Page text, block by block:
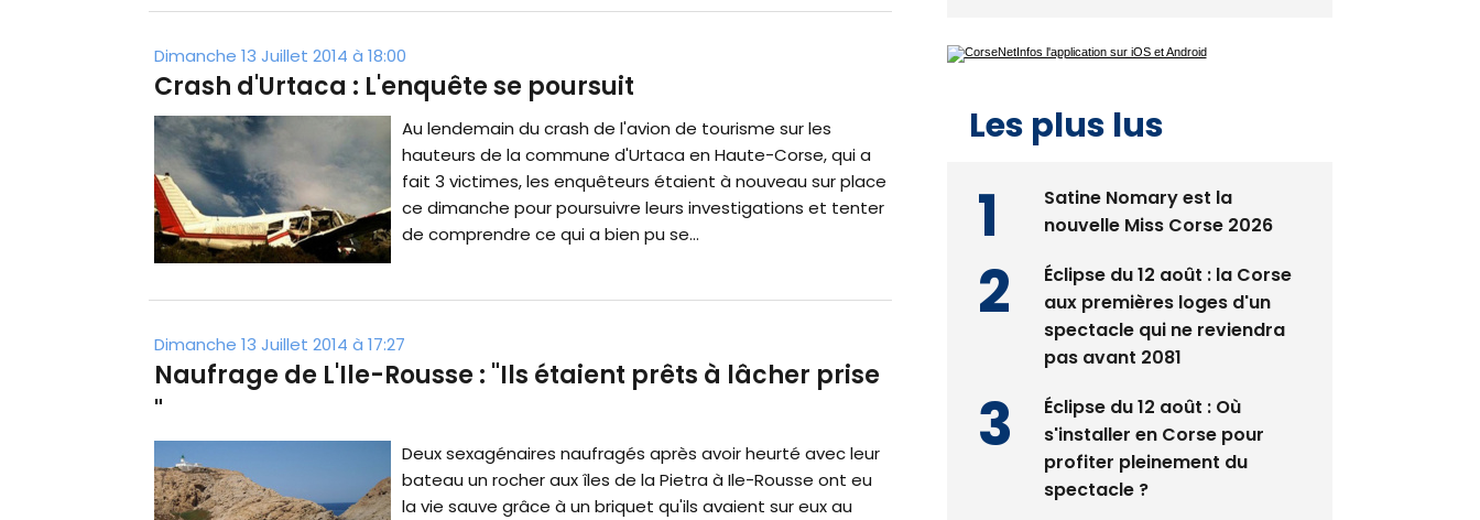
Dimanche 13 Juillet 2014 à 18:00
Crash d'Urtaca : L'enquête se poursuit
Au lendemain du crash de l'avion de tourisme sur les
hauteurs de la commune d'Urtaca en Haute-Corse, qui a
fait 3 victimes, les enquêteurs étaient à nouveau sur place
ce dimanche pour poursuivre leurs investigations et tenter
de comprendre ce qui a bien pu se...
Dimanche 13 Juillet 2014 à 17:27
Naufrage de L'Ile-Rousse : "Ils étaient prêts à lâcher prise
"
Deux sexagénaires naufragés après avoir heurté avec leur
bateau un rocher aux îles de la Pietra à Ile-Rousse ont eu
la vie sauve grâce à un briquet qu'ils avaient sur eux au
Les plus lus
Satine Nomary est la
nouvelle Miss Corse 2026
Éclipse du 12 août : la Corse
aux premières loges d'un
spectacle qui ne reviendra
pas avant 2081
Éclipse du 12 août : Où
s'installer en Corse pour
profiter pleinement du
spectacle ?